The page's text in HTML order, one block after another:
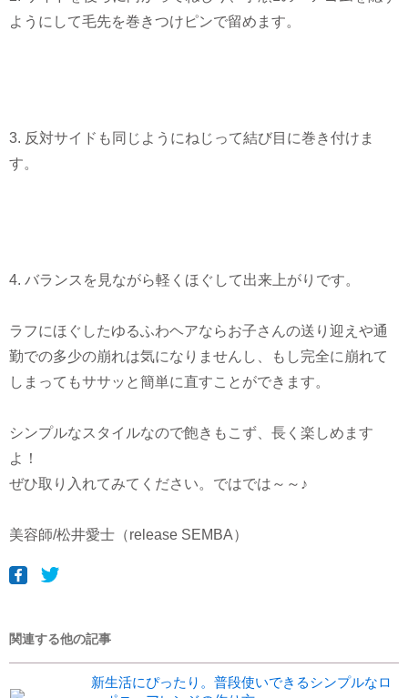
ようにして毛先を巻きつけピンで留めます。
3. 反対サイドも同じようにねじって結び目に巻き付けま
す。
4. バランスを見ながら軽くほぐして出来上がりです。
ラフにほぐしたゆるふわヘアならお子さんの送り迎えや通
勤での多少の崩れは気になりませんし、もし完全に崩れて
しまってもササッと簡単に直すことができます。
シンプルなスタイルなので飽きもこず、長く楽しめます
よ！
ぜひ取り入れてみてください。ではでは～～♪
美容師/松井愛士（release SEMBA）
関連する他の記事
新生活にぴったり。普段使いできるシンプルなロ